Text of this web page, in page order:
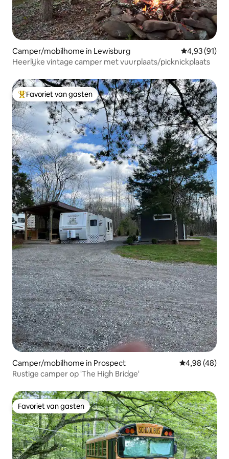
Camper/mobilhome in Lewisburg Gemiddelde
4,93 (91)
Heerlijke vintage camper met vuurplaats/picknickplaats
Topfavoriet van gasten
Favoriet van gasten
Camper/mobilhome in Prospect Gemiddelde
4,98 (48)
Rustige camper op 'The High Bridge'
Favoriet van gasten
Favoriet van gasten